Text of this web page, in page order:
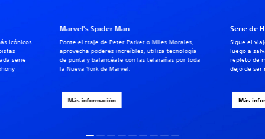
Marvel's Spider Man
Ponte el traje de Peter Parker o Miles Morales,
aprovecha poderes increíbles, utiliza tecnología
de punta y balancéate con las telarañas por toda
la Nueva York de Marvel.
Más información
Serie de
Sigue el
luego a
repleto de
dejó de ser
Más
icónicos
serie